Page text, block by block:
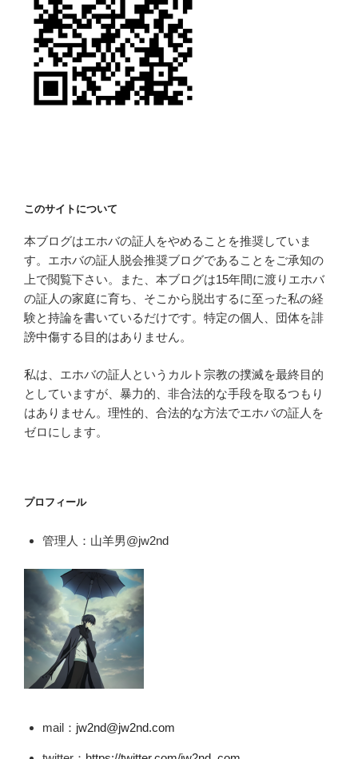
このサイトについて
本ブログはエホバの証人をやめることを推奨していま
す。エホバの証人脱会推奨ブログであることをご承知の
上で閲覧下さい。また、本ブログは15年間に渡りエホバ
の証人の家庭に育ち、そこから脱出するに至った私の経
験と持論を書いているだけです。特定の個人、団体を誹
謗中傷する目的はありません。
私は、エホバの証人というカルト宗教の撲滅を最終目的
としていますが、暴力的、非合法的な手段を取るつもり
はありません。理性的、合法的な方法でエホバの証人を
ゼロにします。
プロフィール
管理人：山羊男@jw2nd
mail： jw2nd@jw2nd.com